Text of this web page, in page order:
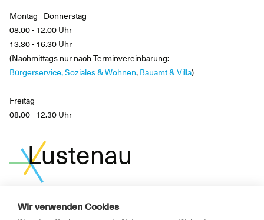
Wir verwenden Cookies
Montag - Donnerstag
08.00 - 12.00 Uhr
13.30 - 16.30 Uhr
(Nachmittags nur nach Terminvereinbarung:
Bürgerservice, Soziales & Wohnen, Bauamt & Villa)
Freitag
08.00 - 12.30 Uhr
News